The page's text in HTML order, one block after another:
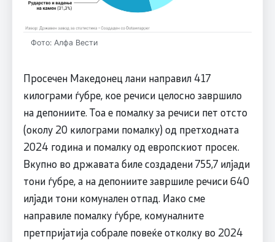
Фото: Алфа Вести
Просечен Македонец лани направил 417
килограми ѓубре, кое речиси целосно завршило
на депониите. Тоа е помалку за речиси пет отсто
(околу 20 килограми помалку) од претходната
2024 година и помалку од европскиот просек.
Вкупно во државата биле создадени 755,7 илјади
тони ѓубре, а на депониите завршиле речиси 640
илјади тони комунален отпад. Иако сме
направиле помалку ѓубре, комуналните
претпријатија собрале повеќе отколку во 2024